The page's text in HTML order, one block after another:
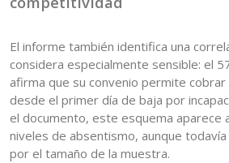
El informe también identifica una
considera especialmente sensible: el
afirma que su convenio permite
desde el primer día de baja por
el documento, este esquema aparece
niveles de absentismo, aunque
por el tamaño de la muestra.